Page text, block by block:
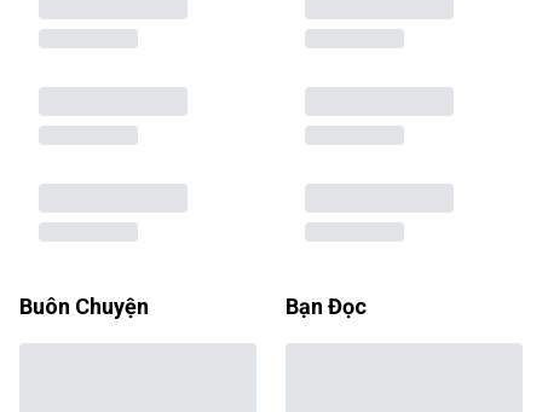
Buôn Chuyện Bạn Đọc